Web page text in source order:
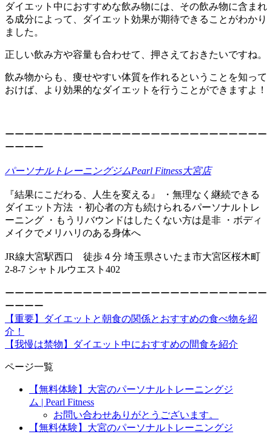
ダイエット中におすすめな飲み物には、その飲み物に含まれ
る成分によって、ダイエット効果が期待できることがわかり
ました。
正しい飲み方や容量も合わせて、押さえておきたいですね。
飲み物からも、痩せやすい体質を作れるということを知って
おけば、より効果的なダイエットを行うことができますよ！
ーーーーーーーーーーーーーーーーーーーーーーーーーーー
ーーーー
パーソナルトレーニングジムPearl Fitness大宮店
『結果にこだわる、人生を変える』 ・無理なく継続できる
ダイエット方法 ・初心者の方も続けられるパーソナルトレ
ーニング ・もうリバウンドはしたくない方は是非 ・ボディ
メイクでメリハリのある身体へ
JR線大宮駅西口 徒歩４分 埼玉県さいたま市大宮区桜木町
2-8-7 シャトルウエスト402
ーーーーーーーーーーーーーーーーーーーーーーーーーーー
ーーーー
【重要】ダイエットと朝食の関係とおすすめの食べ物を紹
介！
【我慢は禁物】ダイエット中におすすめの間食を紹介
ページ一覧
【無料体験】大宮のパーソナルトレーニングジ
ム | Pearl Fitness
お問い合わせありがとうございます。
【無料体験】大宮のパーソナルトレーニングジ